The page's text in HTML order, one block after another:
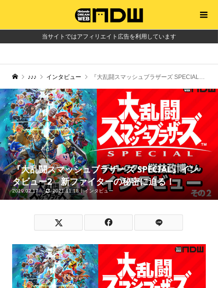
当サイトではアフィリエイト広告を利用しています
♪♪♪ インタビュー 『大乱闘スマッシュブラザーズ SPECIAL』インタビュー2 新ファイターの秘密に迫る！
『大乱闘スマッシュブラザーズ SPECIAL』イン
タビュー2 新ファイターの秘密に迫る！
2019.02.17 2021.11.18 インタビュー